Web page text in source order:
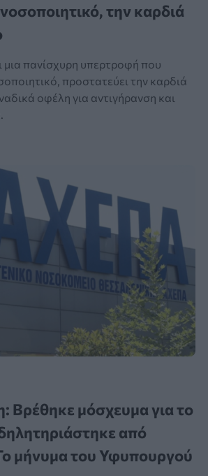
την καρδιά
μια πανίσχυρη υπερτροφή που
προστατεύει την καρδιά
οφέλη για αντιγήρανση και
Βρέθηκε μόσχευμα για το
από
μήνυμα του Υφυπουργού